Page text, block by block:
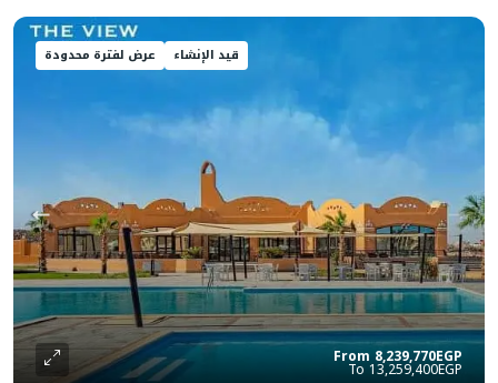
قيد الإنشاء عرض لفترة محدودة
From 8,239,770EGP
13,259,400EGP